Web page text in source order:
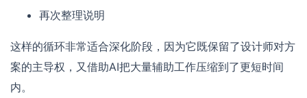
再次整理说明
这样的循环非常适合深化阶段，因为它既保留了设计师对方
案的主导权，又借助AI把大量辅助工作压缩到了更短时间
内。